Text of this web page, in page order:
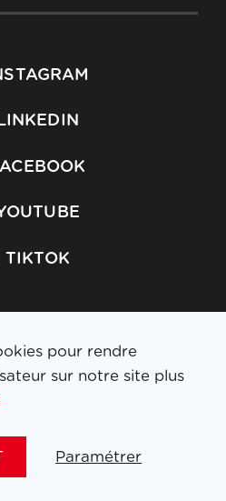
TIKTOK
à la newsletter
pour rendre
sur notre site plus
Paramétrer